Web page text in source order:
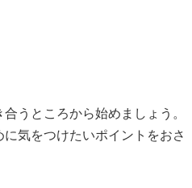
うところから始めましょう。
気をつけたいポイントをおさ